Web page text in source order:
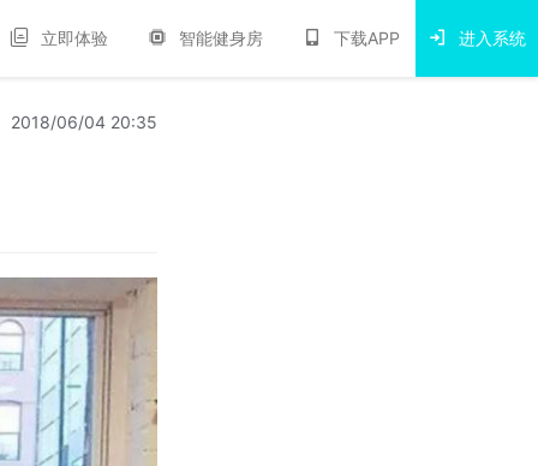
立即体验 智能健身房 下载APP 进入系统
2018/06/04 20:35